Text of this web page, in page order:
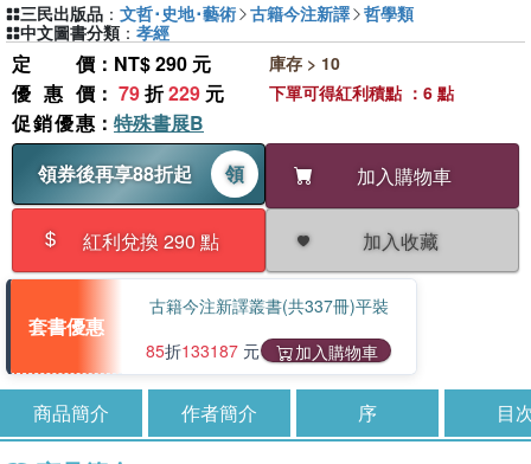
定價 ：NT$ 290 元
優惠價 ： 79折229 元
促銷優惠 ： 特殊書展B
領券後再享88折起
領 加入購物車
紅利兌換 290 點 加入收藏
庫存 > 10
下單可得紅利積點 ：6 點
套書優惠
古籍今注新譯叢書(共337冊)平裝
85折133187 元 加入購物車
三民出版品 ： 文哲･史地･藝術 古籍今注新譯 哲學類
中文圖書分類 ： 孝經
商品簡介 作者簡介 序 目